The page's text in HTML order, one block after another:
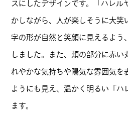
スにしたデザインです。「ハレル
かしながら、人が楽しそうに大笑
字の形が自然と笑顔に見えるよう
しました。また、頬の部分に赤い
れやかな気持ちや陽気な雰囲気を
ようにも見え、温かく明るい「ハ
ます。